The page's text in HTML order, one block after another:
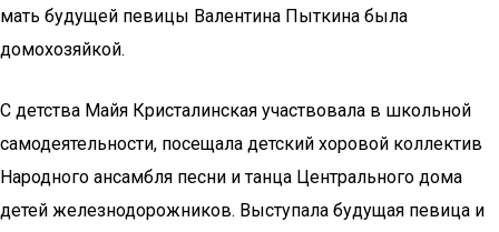
мать будущей певицы Валентина Пыткина была
домохозяйкой.
С детства Майя Кристалинская участвовала в школьной
самодеятельности, посещала детский хоровой коллектив
Народного ансамбля песни и танца Центрального дома
детей железнодорожников. Выступала будущая певица и